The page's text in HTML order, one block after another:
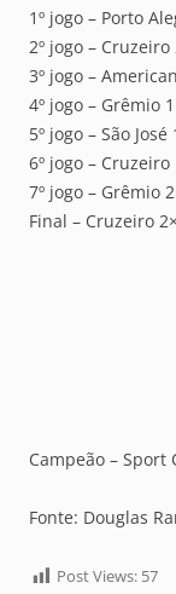
1º jogo – Porto
2º jogo –
3º jogo –
4º jogo – Grêmio
5º jogo – São
6º jogo –
7º jogo – Grêmio
Final – Cruzeiro
Campeão – Sport
Fonte: Douglas
Post Views: 57